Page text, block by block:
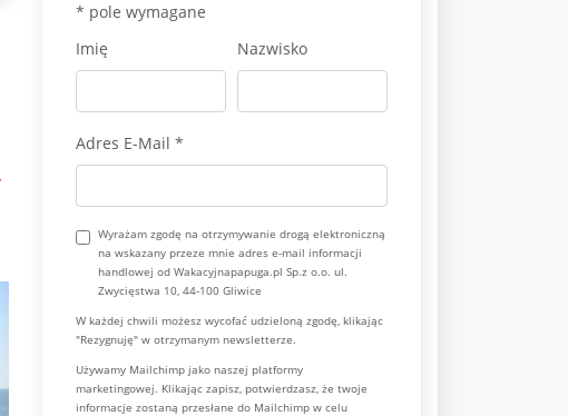
* pole wymagane
Imię
Nazwisko
Adres E-Mail *
Wyrażam zgodę na otrzymywanie drogą elektroniczną
na wskazany przeze mnie adres e-mail informacji
handlowej od Wakacyjnapapuga.pl Sp.z o.o. ul.
Zwycięstwa 10, 44-100 Gliwice
W każdej chwili możesz wycofać udzieloną zgodę, klikając
"Rezygnuję" w otrzymanym newsletterze.
Używamy Mailchimp jako naszej platformy
marketingowej. Klikając zapisz, potwierdzasz, że twoje
informacje zostaną przesłane do Mailchimp w celu